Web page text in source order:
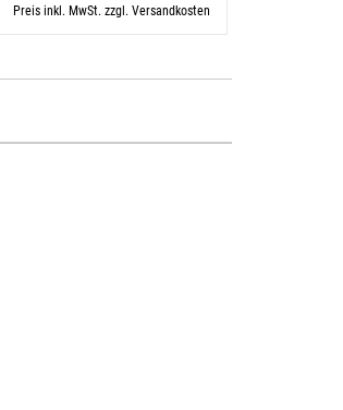
Preis inkl. MwSt. zzgl. Versandkosten